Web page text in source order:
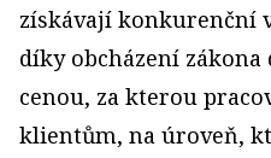
získávají konkurenční
díky obcházení
cenou, za kterou
klientům, na úroveň,